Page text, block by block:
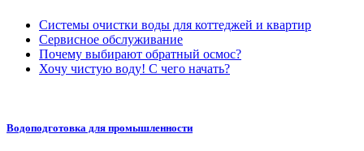
Системы очистки воды для коттеджей и квартир
Сервисное обслуживание
Почему выбирают обратный осмос?
Хочу чистую воду! С чего начать?
Водоподготовка для промышленности